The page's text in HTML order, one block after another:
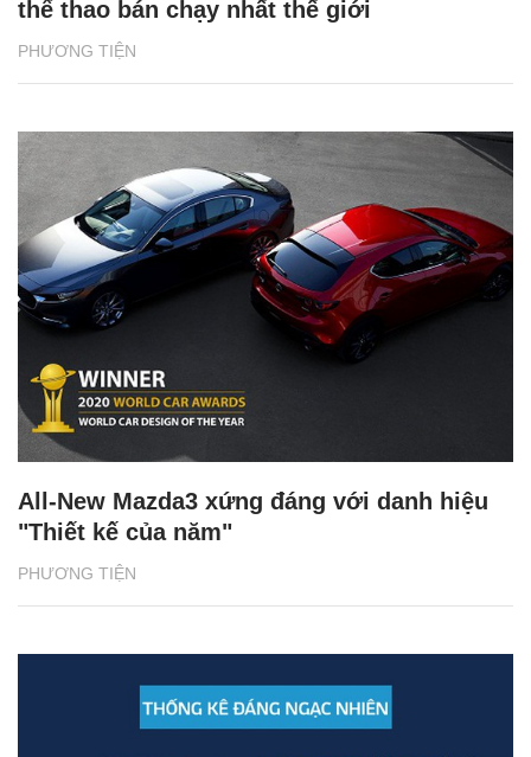
PHƯƠNG TIỆN
thể thao bán chạy nhất thế giới
PHƯƠNG TIỆN
All-New Mazda3 xứng đáng với danh hiệu
"Thiết kế của năm"